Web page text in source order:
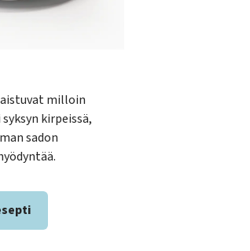
milloin
kirpeissä,
sadon